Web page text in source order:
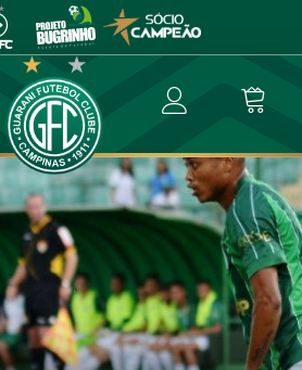
Guarani leva
em confrontos
do Batatais
→ Pré-Jogo: Guarani leva vantagem em